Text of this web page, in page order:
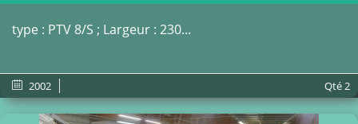
type : PTV 8/S ; Largeur : 230...
2002 Qté2